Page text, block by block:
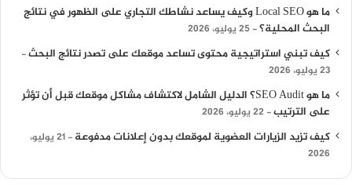
ما هو Local SEO وكيف يساعد نشاطك التجاري على الظهور في نتائج
البحث المحلية؟
25 يوليو، 2026
كيف تبني استراتيجية محتوى تساعد موقعك على تصدر نتائج البحث
23 يوليو، 2026
ما هو SEO Audit؟ الدليل الشامل لاكتشاف مشاكل موقعك قبل أن تؤثر
على الترتيب 22 يوليو، 2026
كيف تزيد الزيارات العضوية لموقعك بدون إعلانات مدفوعة
21 يوليو،
2026